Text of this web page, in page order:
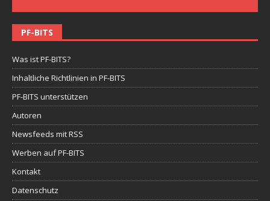
PF-BITS
Was ist PF-BITS?
Inhaltliche Richtlinien in PF-BITS
PF-BITS unterstützen
Autoren
Newsfeeds mit RSS
Werben auf PF-BITS
Kontakt
Datenschutz